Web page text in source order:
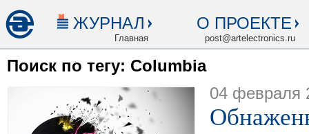
ЖУРНАЛ
Главная
О ПРОЕКТЕ
post@artelectronics.ru
Поиск по тегу: Columbia
04 февраля